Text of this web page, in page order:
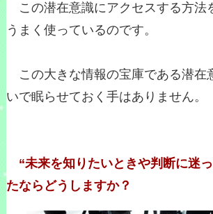
この潜在意識にアクセスする方法
うまく使っているのです。
この大きな情報の宝庫である潜在
いで眠らせておく手はありません。
“未来を知りたいときや判断に迷
たならどうしますか？